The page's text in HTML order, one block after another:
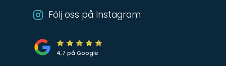
Följ oss på Instagram
4,7 på Google